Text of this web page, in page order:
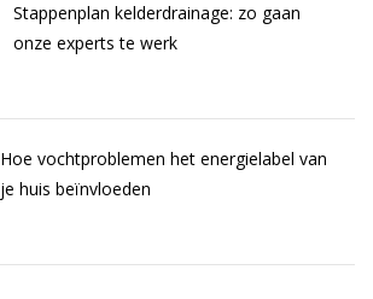
Stappenplan kelderdrainage: zo gaan
onze experts te werk
Hoe vochtproblemen het energielabel van
je huis beïnvloeden